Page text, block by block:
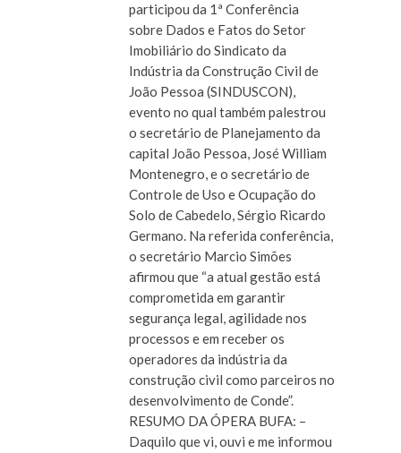
participou da 1ª Conferência
sobre Dados e Fatos do Setor
Imobiliário do Sindicato da
Indústria da Construção Civil de
João Pessoa (SINDUSCON),
evento no qual também palestrou
o secretário de Planejamento da
capital João Pessoa, José William
Montenegro, e o secretário de
Controle de Uso e Ocupação do
Solo de Cabedelo, Sérgio Ricardo
Germano. Na referida conferência,
o secretário Marcio Simões
afirmou que “a atual gestão está
comprometida em garantir
segurança legal, agilidade nos
processos e em receber os
operadores da indústria da
construção civil como parceiros no
desenvolvimento de Conde”.
RESUMO DA ÓPERA BUFA: –
Daquilo que vi, ouvi e me informou